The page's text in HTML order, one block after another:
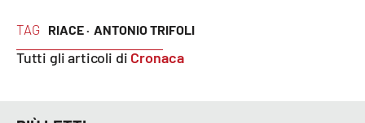
Sport
TAG RIACE · ANTONIO TRIFOLI
Tutti gli articoli di Cronaca